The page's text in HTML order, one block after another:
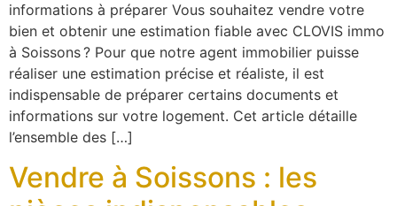
informations à préparer Vous souhaitez vendre votre
bien et obtenir une estimation fiable avec CLOVIS immo
à Soissons ? Pour que notre agent immobilier puisse
réaliser une estimation précise et réaliste, il est
indispensable de préparer certains documents et
informations sur votre logement. Cet article détaille
l’ensemble des […]
Vendre à Soissons : les